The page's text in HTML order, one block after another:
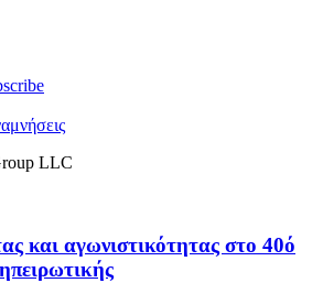
LLC
και αγωνιστικότητας στο 40ό